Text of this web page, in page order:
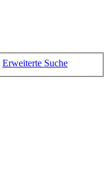
Erweiterte Suche